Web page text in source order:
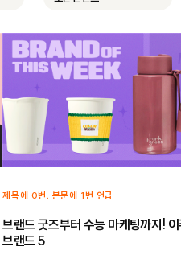
제목에 0번, 본문에 1번 언급
브랜드 굿즈부터 수능 마케팅까지!
브랜드 5